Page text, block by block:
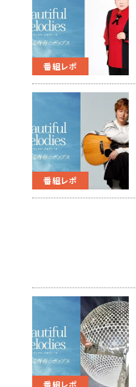
番組レポ
番組レポ
番組レポ